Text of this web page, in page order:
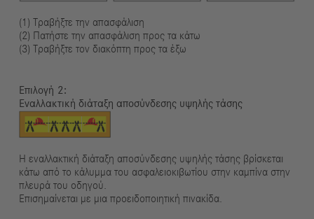
(1) Τραβήξτε την απασφάλιση
(2) Πατήστε την απασφάλιση προς τα κάτω
(3) Τραβήξτε τον διακόπτη προς τα έξω
Επιλογή
Εναλλακτική διάταξη αποσύνδεσης υψηλής τάσης
Η εναλλακτική διάταξη αποσύνδεσης υψηλής τάσης βρίσκεται
κάτω από το κάλυμμα του ασφαλειοκιβωτίου στην καμπίνα στην
πλευρά του οδηγού.
Επισημαίνεται με μια προειδοποιητική πινακίδα.